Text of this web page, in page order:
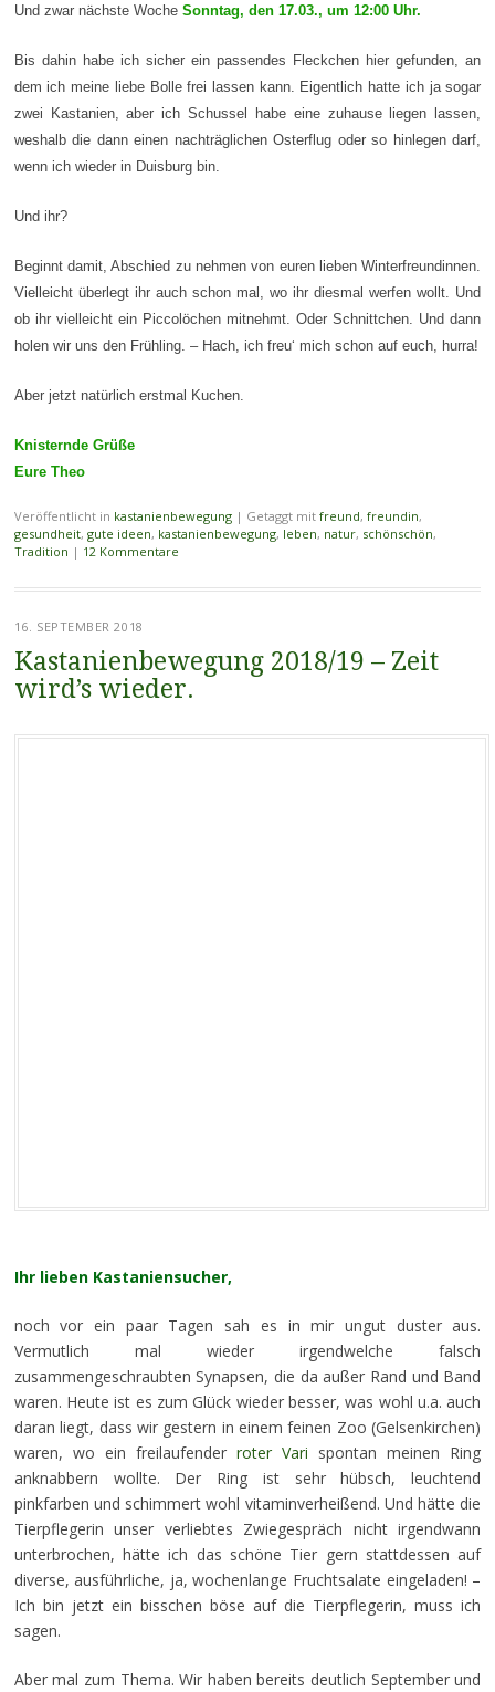
Und zwar nächste Woche Sonntag, den 17.03., um 12:00 Uhr.
Bis dahin habe ich sicher ein passendes Fleckchen hier gefunden, an
dem ich meine liebe Bolle frei lassen kann. Eigentlich hatte ich ja sogar
zwei Kastanien, aber ich Schussel habe eine zuhause liegen lassen,
weshalb die dann einen nachträglichen Osterflug oder so hinlegen darf,
wenn ich wieder in Duisburg bin.
Und ihr?
Beginnt damit, Abschied zu nehmen von euren lieben Winterfreundinnen.
Vielleicht überlegt ihr auch schon mal, wo ihr diesmal werfen wollt. Und
ob ihr vielleicht ein Piccolöchen mitnehmt. Oder Schnittchen. Und dann
holen wir uns den Frühling. – Hach, ich freu‘ mich schon auf euch, hurra!
Aber jetzt natürlich erstmal Kuchen.
Knisternde Grüße
Eure Theo
Veröffentlicht in kastanienbewegung | Getaggt mit freund, freundin,
gesundheit, gute ideen, kastanienbewegung, leben, natur, schönschön,
Tradition | 12 Kommentare
16. SEPTEMBER 2018
Kastanienbewegung 2018/19 – Zeit
wird’s wieder.
Ihr lieben Kastaniensucher,
noch vor ein paar Tagen sah es in mir ungut duster aus.
Vermutlich mal wieder irgendwelche falsch
zusammengeschraubten Synapsen, die da außer Rand und Band
waren. Heute ist es zum Glück wieder besser, was wohl u.a. auch
daran liegt, dass wir gestern in einem feinen Zoo (Gelsenkirchen)
waren, wo ein freilaufender roter Vari spontan meinen Ring
anknabbern wollte. Der Ring ist sehr hübsch, leuchtend
pinkfarben und schimmert wohl vitaminverheißend. Und hätte die
Tierpflegerin unser verliebtes Zwiegespräch nicht irgendwann
unterbrochen, hätte ich das schöne Tier gern stattdessen auf
diverse, ausführliche, ja, wochenlange Fruchtsalate eingeladen! –
Ich bin jetzt ein bisschen böse auf die Tierpflegerin, muss ich
sagen.
Aber mal zum Thema. Wir haben bereits deutlich September und